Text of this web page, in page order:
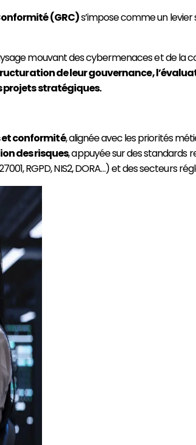
(GRC)s’impose comme un
mouvant des cybermenaces et de la
de leur gouvernance,
projets stratégiques.
et conformité, alignée avec les priorités
des risques, appuyée sur des standards
RGPD, NIS2, DORA…) et des secteurs